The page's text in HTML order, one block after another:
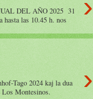
›
DEL AÑO 2025 31
hasta las 10.45 h. nos
›
Tago 2024 kaj la dua
de Los Montesinos.